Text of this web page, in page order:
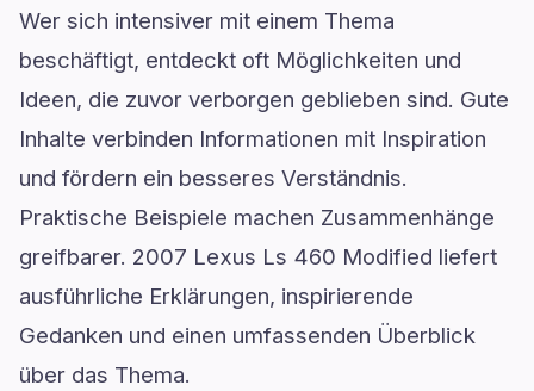
Wer sich intensiver mit einem Thema
beschäftigt, entdeckt oft Möglichkeiten und
Ideen, die zuvor verborgen geblieben sind. Gute
Inhalte verbinden Informationen mit Inspiration
und fördern ein besseres Verständnis.
Praktische Beispiele machen Zusammenhänge
greifbarer. 2007 Lexus Ls 460 Modified liefert
ausführliche Erklärungen, inspirierende
Gedanken und einen umfassenden Überblick
über das Thema.